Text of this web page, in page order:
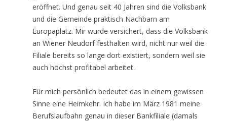
eröffnet. Und genau seit 40 Jahren sind die Volksbank
und die Gemeinde praktisch Nachbarn am
Europaplatz. Mir wurde versichert, dass die Volksbank
an Wiener Neudorf festhalten wird, nicht nur weil die
Filiale bereits so lange dort existiert, sondern weil sie
auch höchst profitabel arbeitet.
Für mich persönlich bedeutet das in einem gewissen
Sinne eine Heimkehr. Ich habe im März 1981 meine
Berufslaufbahn genau in dieser Bankfiliale (damals